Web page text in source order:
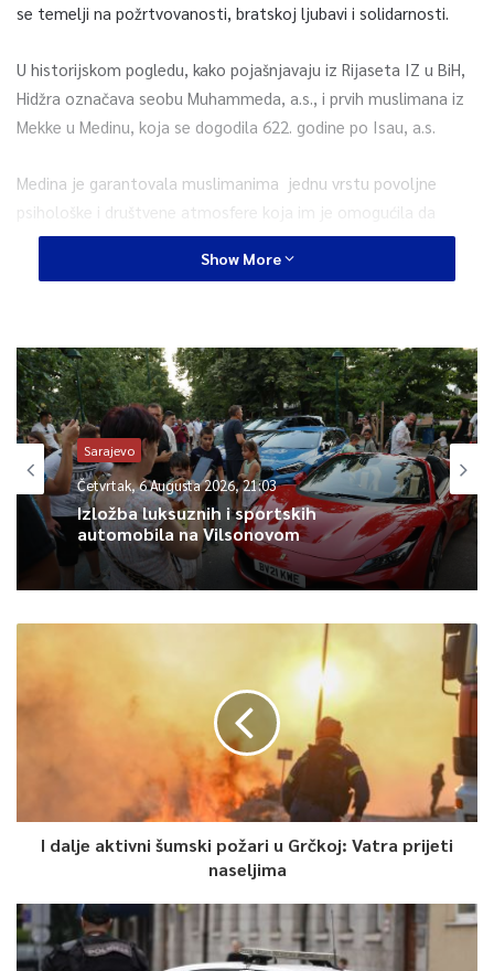
se temelji na požrtvovanosti, bratskoj ljubavi i solidarnosti.
U historijskom pogledu, kako pojašnjavaju iz Rijaseta IZ u BiH,
Hidžra označava seobu Muhammeda, a.s., i prvih muslimana iz
Mekke u Medinu, koja se dogodila 622. godine po Isau, a.s.
Medina je garantovala muslimanima jednu vrstu povoljne
psihološke i društvene atmosfere koja im je omogućila da
nadvladaju do tada preovlađujuću tribalnu i plemensku svijest i
da izgrade zajednicu utemeljenu na principima tevhida.
bila vezana uobičajenim predrasudama rase, krvi i boje kože.
Hidžra je bunt protiv potlačenosti i podsjetnik da nije dovoljno
da se muslimani protiv obespravljenosti bore samo pomoću
pobožnosti.
Zbog izuzetne važnosti ovog događaja, za vrijeme halife
Omera, r. a., Hidžra je uzeta kao početak računanja
muslimanskog kalendara, koji je u osnovi lunarni i njegova
godina kraća je za 10 dana od sunčevog kalendara.
Islamski kalendar ima dvanaest mjeseci s 29 ili 30 dana. Hidžra
se spominje na preko trideset mjesta u Kur’anu, a također
veliki broj hadisa Božijega Poslanika, a.s, odnosi se, kako na
sami događaj, tako i na poruke koju su proistekle iz Hidžre.
U hadisu se navodi: ”Najbolja hidžra je da napustiš i zaobiđeš
ono što mrzi i prezire tvoj Gospodar…”
Hidžra je bijeg savjesti i srca od lažnih božanstava, otuđenja
(moći, novca, pokazivanja itd.), napuštanje laži i neetičnog
načina života, samooslobađanje od svih privida slobode
Show More
Sarajevo
Četvrtak, 6 Augusta 2026, 21:03
Izložba luksuznih i sportskih
automobila na Vilsonovom
I dalje aktivni šumski požari u Grčkoj: Vatra prijeti
naseljima